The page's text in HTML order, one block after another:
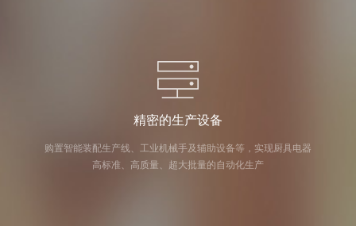
精密的生产设备
购置智能装配生产线、工业机械手及辅助设备等，实现厨具电器
高标准、高质量、超大批量的自动化生产